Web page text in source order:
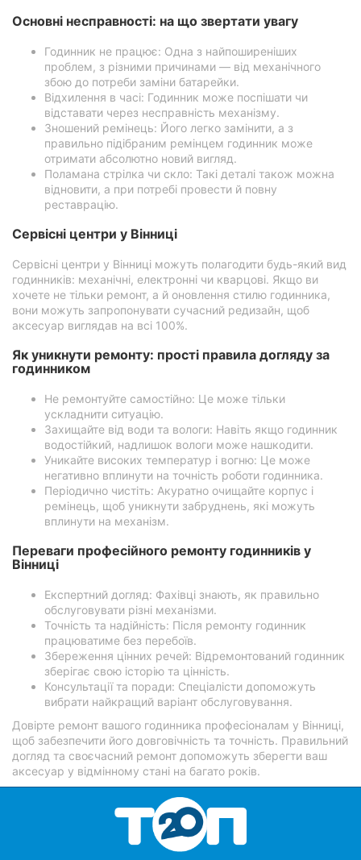
Основні несправності: на що звертати увагу
Годинник не працює: Одна з найпоширеніших
проблем, з різними причинами — від механічного
збою до потреби заміни батарейки.
Відхилення в часі: Годинник може поспішати чи
відставати через несправність механізму.
Зношений ремінець: Його легко замінити, а з
правильно підібраним ремінцем годинник може
отримати абсолютно новий вигляд.
Поламана стрілка чи скло: Такі деталі також можна
відновити, а при потребі провести й повну
реставрацію.
Сервісні центри у Вінниці
Сервісні центри у Вінниці можуть полагодити будь-який вид
годинників: механічні, електронні чи кварцові. Якщо ви
хочете не тільки ремонт, а й оновлення стилю годинника,
вони можуть запропонувати сучасний редизайн, щоб
аксесуар виглядав на всі 100%.
Як уникнути ремонту: прості правила догляду за
годинником
Не ремонтуйте самостійно: Це може тільки
ускладнити ситуацію.
Захищайте від води та вологи: Навіть якщо годинник
водостійкий, надлишок вологи може нашкодити.
Уникайте високих температур і вогню: Це може
негативно вплинути на точність роботи годинника.
Періодично чистіть: Акуратно очищайте корпус і
ремінець, щоб уникнути забруднень, які можуть
вплинути на механізм.
Переваги професійного ремонту годинників у
Вінниці
Експертний догляд: Фахівці знають, як правильно
обслуговувати різні механізми.
Точність та надійність: Після ремонту годинник
працюватиме без перебоїв.
Збереження цінних речей: Відремонтований годинник
зберігає свою історію та цінність.
Консультації та поради: Спеціалісти допоможуть
вибрати найкращий варіант обслуговування.
Довірте ремонт вашого годинника професіоналам у Вінниці,
щоб забезпечити його довговічність та точність. Правильний
догляд та своєчасний ремонт допоможуть зберегти ваш
аксесуар у відмінному стані на багато років.